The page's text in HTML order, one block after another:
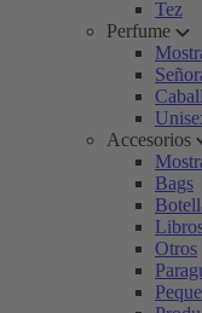
Tez
Perfume
Accesorios
Bags
Otros